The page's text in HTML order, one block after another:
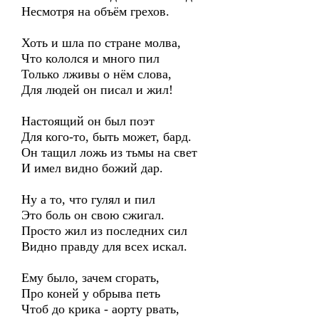
Несмотря на объём грехов.
Хоть и шла по стране молва,
Что кололся и много пил
Только лживы о нём слова,
Для людей он писал и жил!
Настоящий он был поэт
Для кого-то, быть может, бард.
Он тащил ложь из тьмы на свет
И имел видно божий дар.
Ну а то, что гулял и пил
Это боль он свою сжигал.
Просто жил из последних сил
Видно правду для всех искал.
Ему было, зачем сгорать,
Про коней у обрыва петь
Чтоб до крика - аорту рвать,